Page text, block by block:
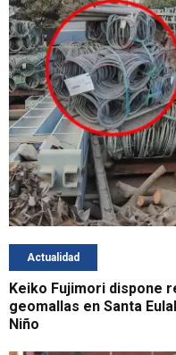
Actualidad
Keiko Fujimori dispone
geomallas en Santa
Niño